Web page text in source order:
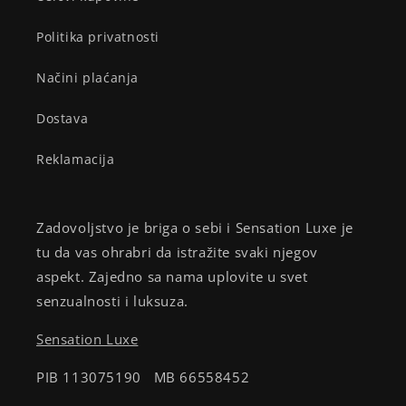
Politika privatnosti
Načini plaćanja
Dostava
Reklamacija
Zadovoljstvo je briga o sebi i Sensation Luxe je
tu da vas ohrabri da istražite svaki njegov
aspekt. Zajedno sa nama uplovite u svet
senzualnosti i luksuza.
Sensation Luxe
PIB 113075190 MB 66558452